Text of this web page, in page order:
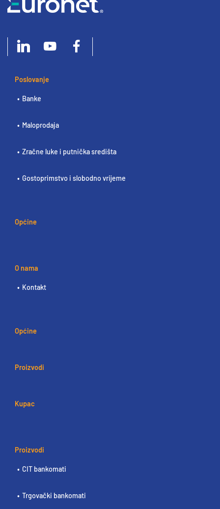
Poslovanje
Banke
Maloprodaja
Zračne luke i putnička središta
Gostoprimstvo i slobodno vrijeme
Općine
O nama
Kontakt
Općine
Proizvodi
Kupac
Proizvodi
CIT bankomati
Trgovački bankomati